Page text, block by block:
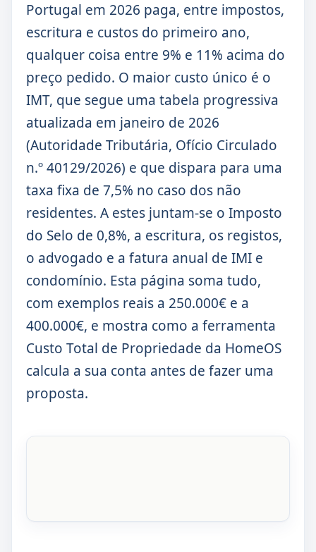
Portugal em 2026 paga, entre impostos,
escritura e custos do primeiro ano,
qualquer coisa entre 9% e 11% acima do
preço pedido. O maior custo único é o
IMT, que segue uma tabela progressiva
atualizada em janeiro de 2026
(Autoridade Tributária, Ofício Circulado
n.º 40129/2026) e que dispara para uma
taxa fixa de 7,5% no caso dos não
residentes. A estes juntam-se o Imposto
do Selo de 0,8%, a escritura, os registos,
o advogado e a fatura anual de IMI e
condomínio. Esta página soma tudo,
com exemplos reais a 250.000€ e a
400.000€, e mostra como a ferramenta
Custo Total de Propriedade da HomeOS
calcula a sua conta antes de fazer uma
proposta.